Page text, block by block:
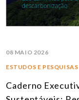
08 MAIO 2026
ESTUDOS E PESQUISAS
Caderno